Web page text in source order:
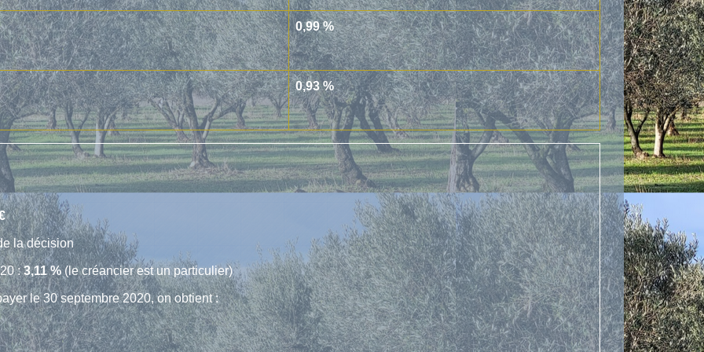
0,99 %
0,93 %
la décision
:3,11 %(le créancier est un particulier)
le 30 septembre 2020, on obtient :